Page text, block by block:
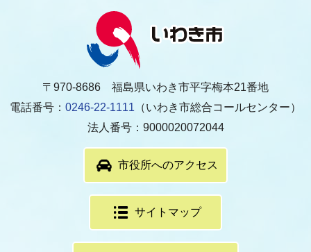
〒970-8686 福島県いわき市平字梅本21番地
電話番号： 0246-22-1111 （いわき市総合コールセンター）
法人番号：9000020072044
市役所へのアクセス
サイトマップ